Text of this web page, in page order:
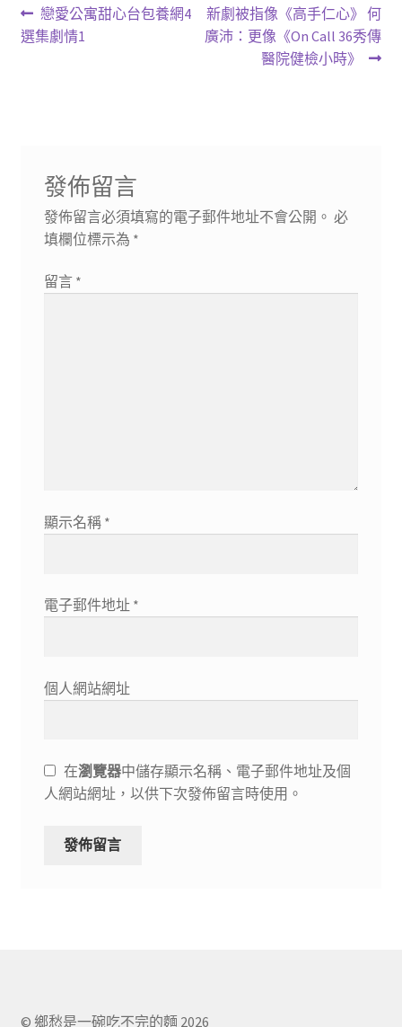
文
章
上
一
戀愛公寓甜心台包養網4
選集劇情1
下
一
新劇被指像《高手仁心》 何
廣沛：更像《On Call 36秀傳
醫院健檢小時》
發佈留言
發佈留言必須填寫的電子郵件地址不會公開。 必
填欄位標示為 *
留言 *
顯示名稱 *
電子郵件地址 *
個人網站網址
在瀏覽器中儲存顯示名稱、電子郵件地址及個
人網站網址，以供下次發佈留言時使用。
© 鄉愁是一碗吃不完的麵 2026